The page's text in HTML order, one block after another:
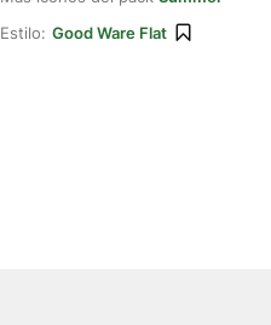
Estilo: Good Ware Flat